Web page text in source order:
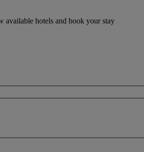
available hotels and book your stay